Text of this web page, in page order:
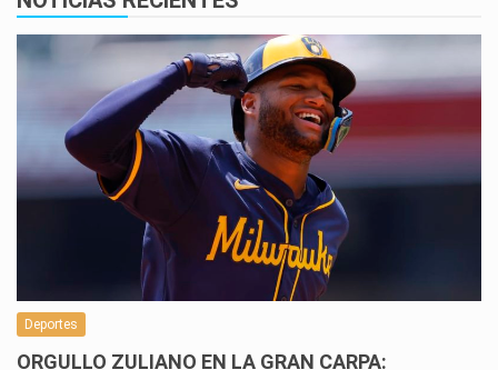
Deportes
ORGULLO ZULIANO EN LA GRAN CARPA: